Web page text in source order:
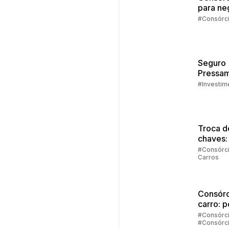
para
Seguro
Troca
regras
Carros
carro:
vale a